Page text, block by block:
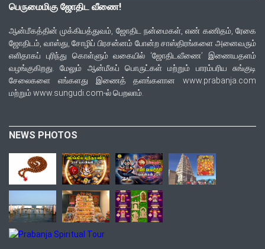
பெருமைமிகு ஜோதிட வீணை!
ஆன்மீகத்தின் முக்கியத்துவம், ஜோதிட நன்மைகள், எண் கணிதம், ரேகை
ஜோதிடம், வாஸ்து, சோழிப் பிரசன்னம் போன்ற சாஸ்திரங்களை அனைவரும்
எளிதாகப் புரிந்து கொள்ளும் வகையில் ‘ஜோதிடவீணை’ இணையதளம்
வழங்குகிறது. மேலும் ஆன்மீகப் பொருட்கள் மற்றும் பாரம்பரிய சுங்குடி
சேலைகளை எங்களது இணைத் தளங்களான www.prabanja.com
மற்றும் www.sungudi.com-ல் பெறலாம்.
NEWS PHOTOS